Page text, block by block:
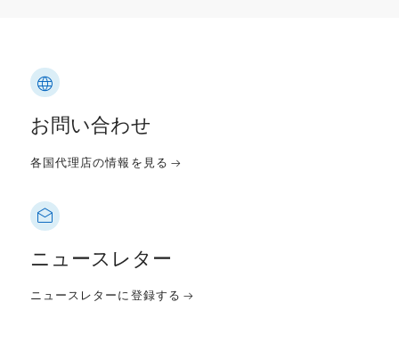
お問い合わせ
各国代理店の情報を見る
ニュースレター
ニュースレターに登録する